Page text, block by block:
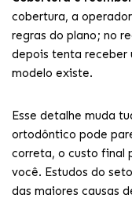
cobertura, a
regras do plano; no
depois tenta receber
modelo existe.
Esse detalhe muda
ortodôntico pode
correta, o custo final
você. Estudos do
das maiores causas